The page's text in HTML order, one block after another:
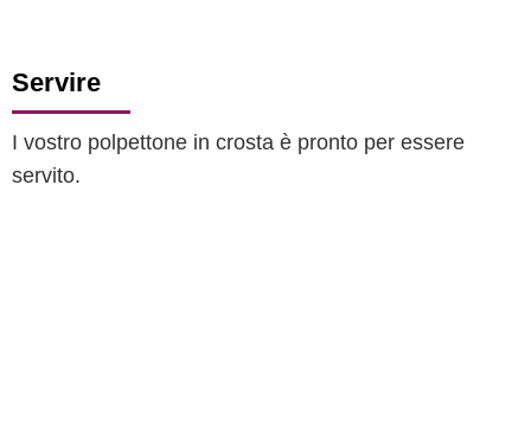
Servire
I vostro polpettone in crosta è pronto per essere
servito.